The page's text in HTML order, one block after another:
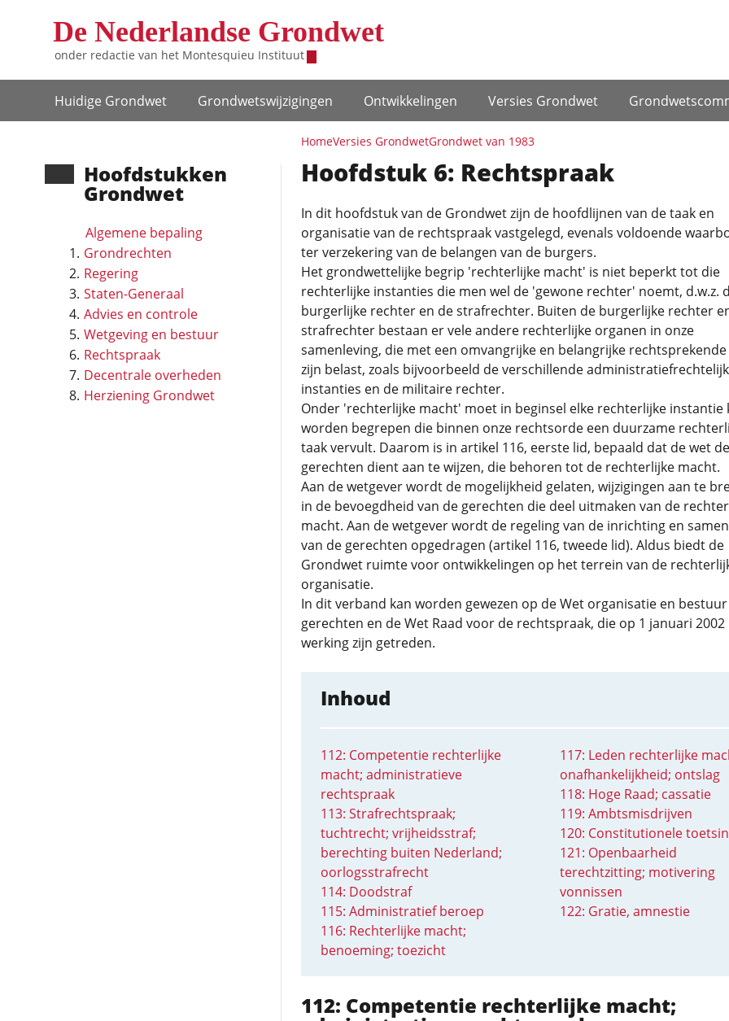
De Nederlandse Grondwet
onder redactie van het Montesquieu Instituut
Hoofdnavigatie
Huidige Grondwet Grondwets­wijzigingen Ontwikke­lingen Versies Grondwet
HomeVersies GrondwetGrondwet van 1983
Hoofd­stukken
Grondwet
Algemene bepaling
Grondrechten
Regering
Staten-Generaal
Advies en controle
Wetgeving en bestuur
Rechtspraak
Decentrale overheden
Herziening Grondwet
Hoofdstuk 6: Rechtspraak
In dit hoofdstuk van de Grondwet zijn de hoofdlijnen van de taak en
organisatie van de rechtspraak vastgelegd, evenals voldoende
ter verzekering van de belangen van de burgers.
Het grondwettelijke begrip 'rechterlijke macht' is niet beperkt tot die
rechterlijke instanties die men wel de 'gewone rechter' noemt, d.w.z.
burgerlijke rechter en de strafrechter. Buiten de burgerlijke rechter
strafrechter bestaan er vele andere rechterlijke organen in onze
samenleving, die met een omvangrijke en belangrijke
zijn belast, zoals bijvoorbeeld de verschillende
instanties en de militaire rechter.
Onder 'rechterlijke macht' moet in beginsel elke rechterlijke instantie
worden begrepen die binnen onze rechtsorde een duurzame
taak vervult. Daarom is in artikel 116, eerste lid, bepaald dat de wet de
gerechten dient aan te wijzen, die behoren tot de rechterlijke macht.
Aan de wetgever wordt de mogelijkheid gelaten, wijzigingen aan te
in de bevoegdheid van de gerechten die deel uitmaken van de
macht. Aan de wetgever wordt de regeling van de inrichting en
van de gerechten opgedragen (artikel 116, tweede lid). Aldus biedt de
Grondwet ruimte voor ontwikkelingen op het terrein van de
organisatie.
In dit verband kan worden gewezen op de Wet organisatie en bestuur
gerechten en de Wet Raad voor de rechtspraak, die op 1 januari 2002
werking zijn getreden.
Inhoud
112: Competentie rechterlijke
macht; administratieve
rechtspraak
113: Strafrechtspraak;
tuchtrecht; vrijheidsstraf;
berechting buiten Nederland;
oorlogsstrafrecht
114: Doodstraf
115: Administratief beroep
116: Rechterlijke macht;
benoeming; toezicht
117: Leden rechterlijke
onafhankelijkheid; ontslag
118: Hoge Raad; cassatie
119: Ambtsmisdrijven
120: Constitutionele
121: Openbaarheid
terechtzitting; motivering
vonnissen
122: Gratie, amnestie
112: Competentie rechterlijke macht;